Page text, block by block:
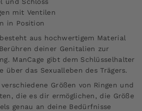
mit Ventilen
in Position
aus hochwertigem Material
deiner Genitalien zur
ManCage gibt dem Schlüsselhalter
über das Sexualleben des Trägers.
Größen von Ringen und
die es dir ermöglichen, die Größe
genau an deine Bedürfnisse